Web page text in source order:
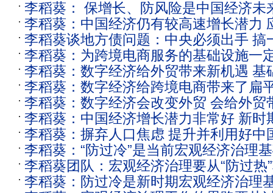
李稻葵： 保增长、防风险是中国经济
本工作
李稻葵：中国经济仍有较高速增长潜力
症”“缓症”
李稻葵谈地方债问题：中央必须出手 搞
组的案例
李稻葵：为跨境电商服务的基础设施一
化
李稻葵：数字经济给外贸带来新机遇 基
便利化
李稻葵：数字经济给跨境电商带来了扁
本性变化
李稻葵：数字经济会改变外贸 会给外贸
机遇
李稻葵：中国经济增长潜力非常好 新时
理要“防过冷”
李稻葵：摒弃人口焦虑 提升并利用好中
资源
李稻葵：“防过冷”是当前宏观经济治理
吁短期内加大力度推出消费补贴政策
李稻葵团队：宏观经济治理要从“防过热
李稻葵：防过冷是新时期宏观经济治理